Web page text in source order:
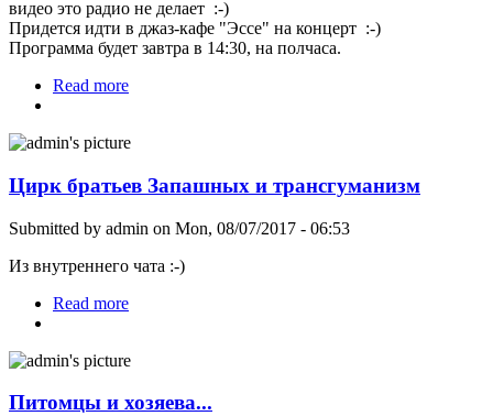
видео это радио не делает :-)
Придется идти в джаз-кафе "Эссе" на концерт :-)
Программа будет завтра в 14:30, на полчаса.
Read more
Цирк братьев Запашных и трансгуманизм
Submitted by admin on Mon, 08/07/2017 - 06:53
Из внутреннего чата :-)
Read more
Питомцы и хозяева...